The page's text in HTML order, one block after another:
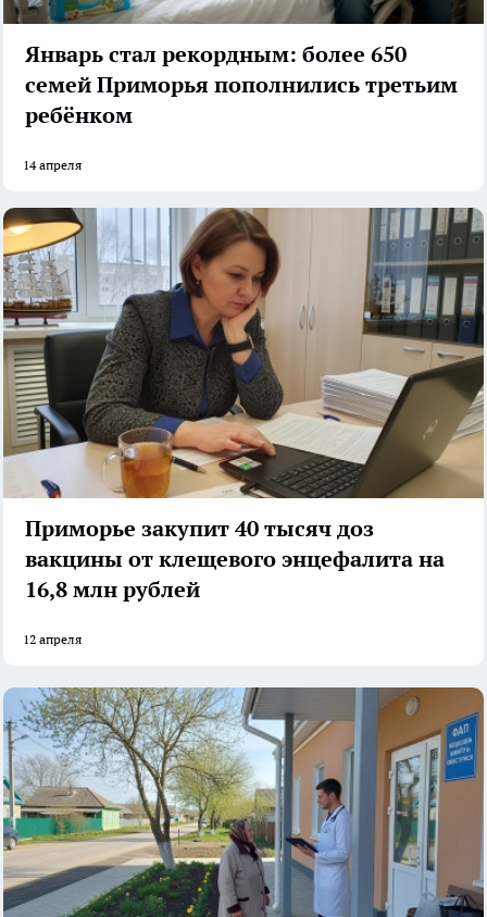
Январь стал рекордным: более 650
семей Приморья пополнились третьим
ребёнком
14 апреля
Приморье закупит 40 тысяч доз
вакцины от клещевого энцефалита на
16,8 млн рублей
12 апреля